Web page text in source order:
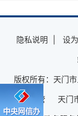
隐私说明 设
版权所有：天门
管 天门